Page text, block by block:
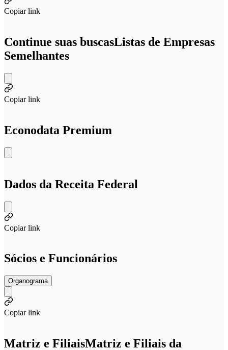
Copiar link
Continue suas buscasListas de Empresas
Semelhantes
Copiar link
Econodata Premium
Dados da Receita Federal
Copiar link
Sócios e Funcionários
Organograma
Copiar link
Matriz e FiliaisMatriz e Filiais da